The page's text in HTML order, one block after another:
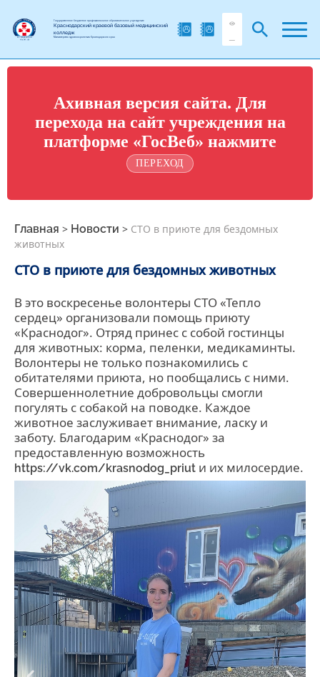
Государственное бюджетное профессиональное образовательное учреждение
Краснодарский краевой базовый медицинский
колледж
Министерства здравоохранения Краснодарского края
Ахивная версия сайта. Для
перехода на сайт учреждения на
платформе «ГосВеб» нажмите
ПЕРЕХОД
Главная > Новости > СТО в приюте для бездомных
животных
СТО в приюте для бездомных животных
В это воскресенье волонтеры СТО «Тепло
сердец» организовали помощь приюту
«Краснодог». Отряд принес с собой гостинцы
для животных: корма, пеленки, медикаминты.
Волонтеры не только познакомились с
обитателями приюта, но пообщались с ними.
Совершеннолетние добровольцы смогли
погулять с собакой на поводке. Каждое
животное заслуживает внимание, ласку и
заботу. Благодарим «Краснодог» за
предоставленную возможность
https://vk.com/krasnodog_priut и их милосердие.